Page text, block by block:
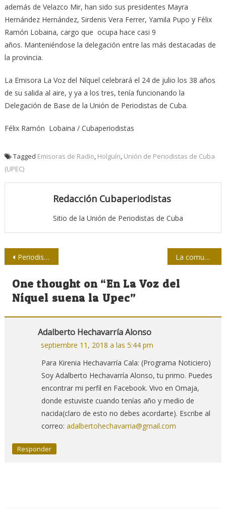
además de Velazco Mir, han sido sus presidentes Mayra
Hernández Hernández, Sirdenis Vera Ferrer, Yamila Pupo y Félix
Ramón Lobaina, cargo que ocupa hace casi 9
años. Manteniéndose la delegación entre las más destacadas de
la provincia.
La Emisora La Voz del Níquel celebrará el 24 de julio los 38 años
de su salida al aire, y ya a los tres, tenía funcionando la
Delegación de Base de la Unión de Periodistas de Cuba.
Félix Ramón Lobaina / Cubaperiodistas
Tagged Emisoras de Radio, Holguín, Unión de Periodistas de Cuba
(UPEC)
Redacción Cubaperiodistas
Sitio de la Unión de Periodistas de Cuba
Navegación
de
entradas
Periodistas santiagueros rinden homenaje a Frank País La comunicación social es un recurso estratégico de la nación
One thought on “En La Voz del
Níquel suena la Upec”
Adalberto Hechavarría Alonso
septiembre 11, 2018 a las 5:44 pm
Para Kirenia Hechavarría Cala: (Programa Noticiero)
Soy Adalberto Hechavarría Alonso, tu primo. Puedes
encontrar mi perfil en Facebook. Vivo en Omaja,
donde estuviste cuando tenías año y medio de
nacida(claro de esto no debes acordarte). Escribe al
correo: adalbertohechavarria@gmail.com
Responder